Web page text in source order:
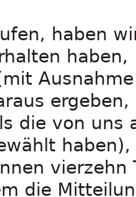
haben
haben,
ergeben,
die von uns
haben),
vierzehn
die